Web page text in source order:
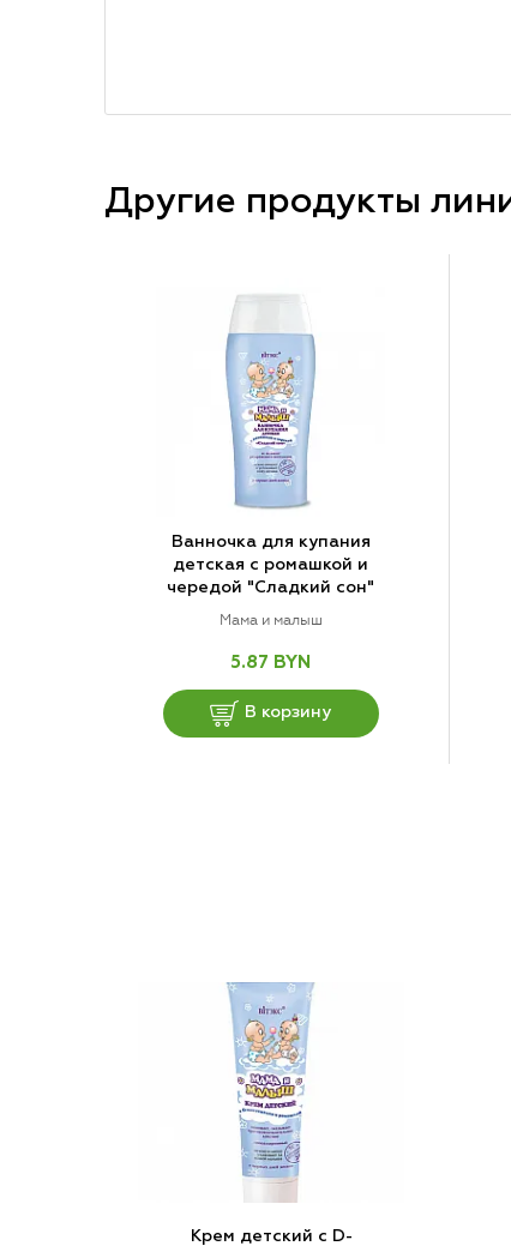
Другие продукты
Ванночка для купания
детская с ромашкой и
чередой "Сладкий сон"
Мама и малыш
5.87 BYN
В корзину
Крем детский с D-